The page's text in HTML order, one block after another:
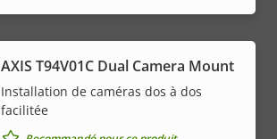
AXIS T94V01C Dual Camera Mount
Installation de caméras dos à dos
facilitée